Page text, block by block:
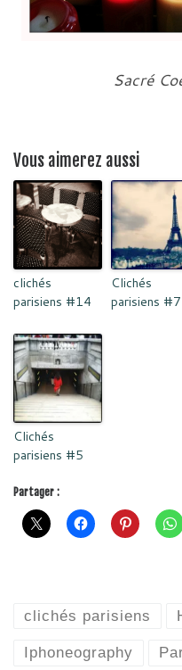
Sacré
Vous aimerez aussi
clichés
parisiens #14
Clichés
parisiens #7
Clichés
parisiens #5
Partager :
clichés parisiens
Iphoneography